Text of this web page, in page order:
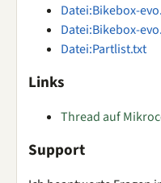
Datei:Bikebox-
Datei:Bikebox-
Datei:Partlist.txt
Links
Thread auf
Support